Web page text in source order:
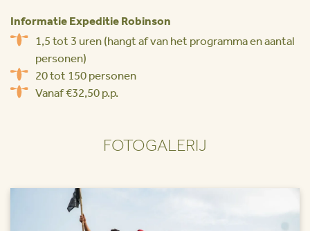
Informatie Expeditie Robinson
1,5 tot 3 uren (hangt af van het programma en aantal
personen)
20 tot 150 personen
Vanaf €32,50 p.p.
FOTOGALERIJ